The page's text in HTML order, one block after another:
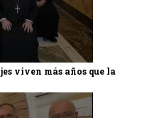
viven más años que la